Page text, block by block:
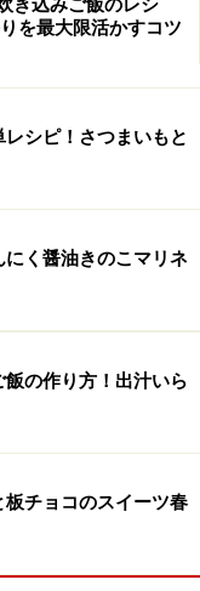
。
性抜群のガレ
｜楽天レシピ
ズ、水菜などを乗
ガレットはクリス
風を味わえる嬉し
しゃれに召し上が
クとチーズの
き込みご飯のレシ
を最大限活かすコツ
シピ！さつまいもと
く醤油きのこマリネ
の作り方！出汁いら
チョコのスイーツ春